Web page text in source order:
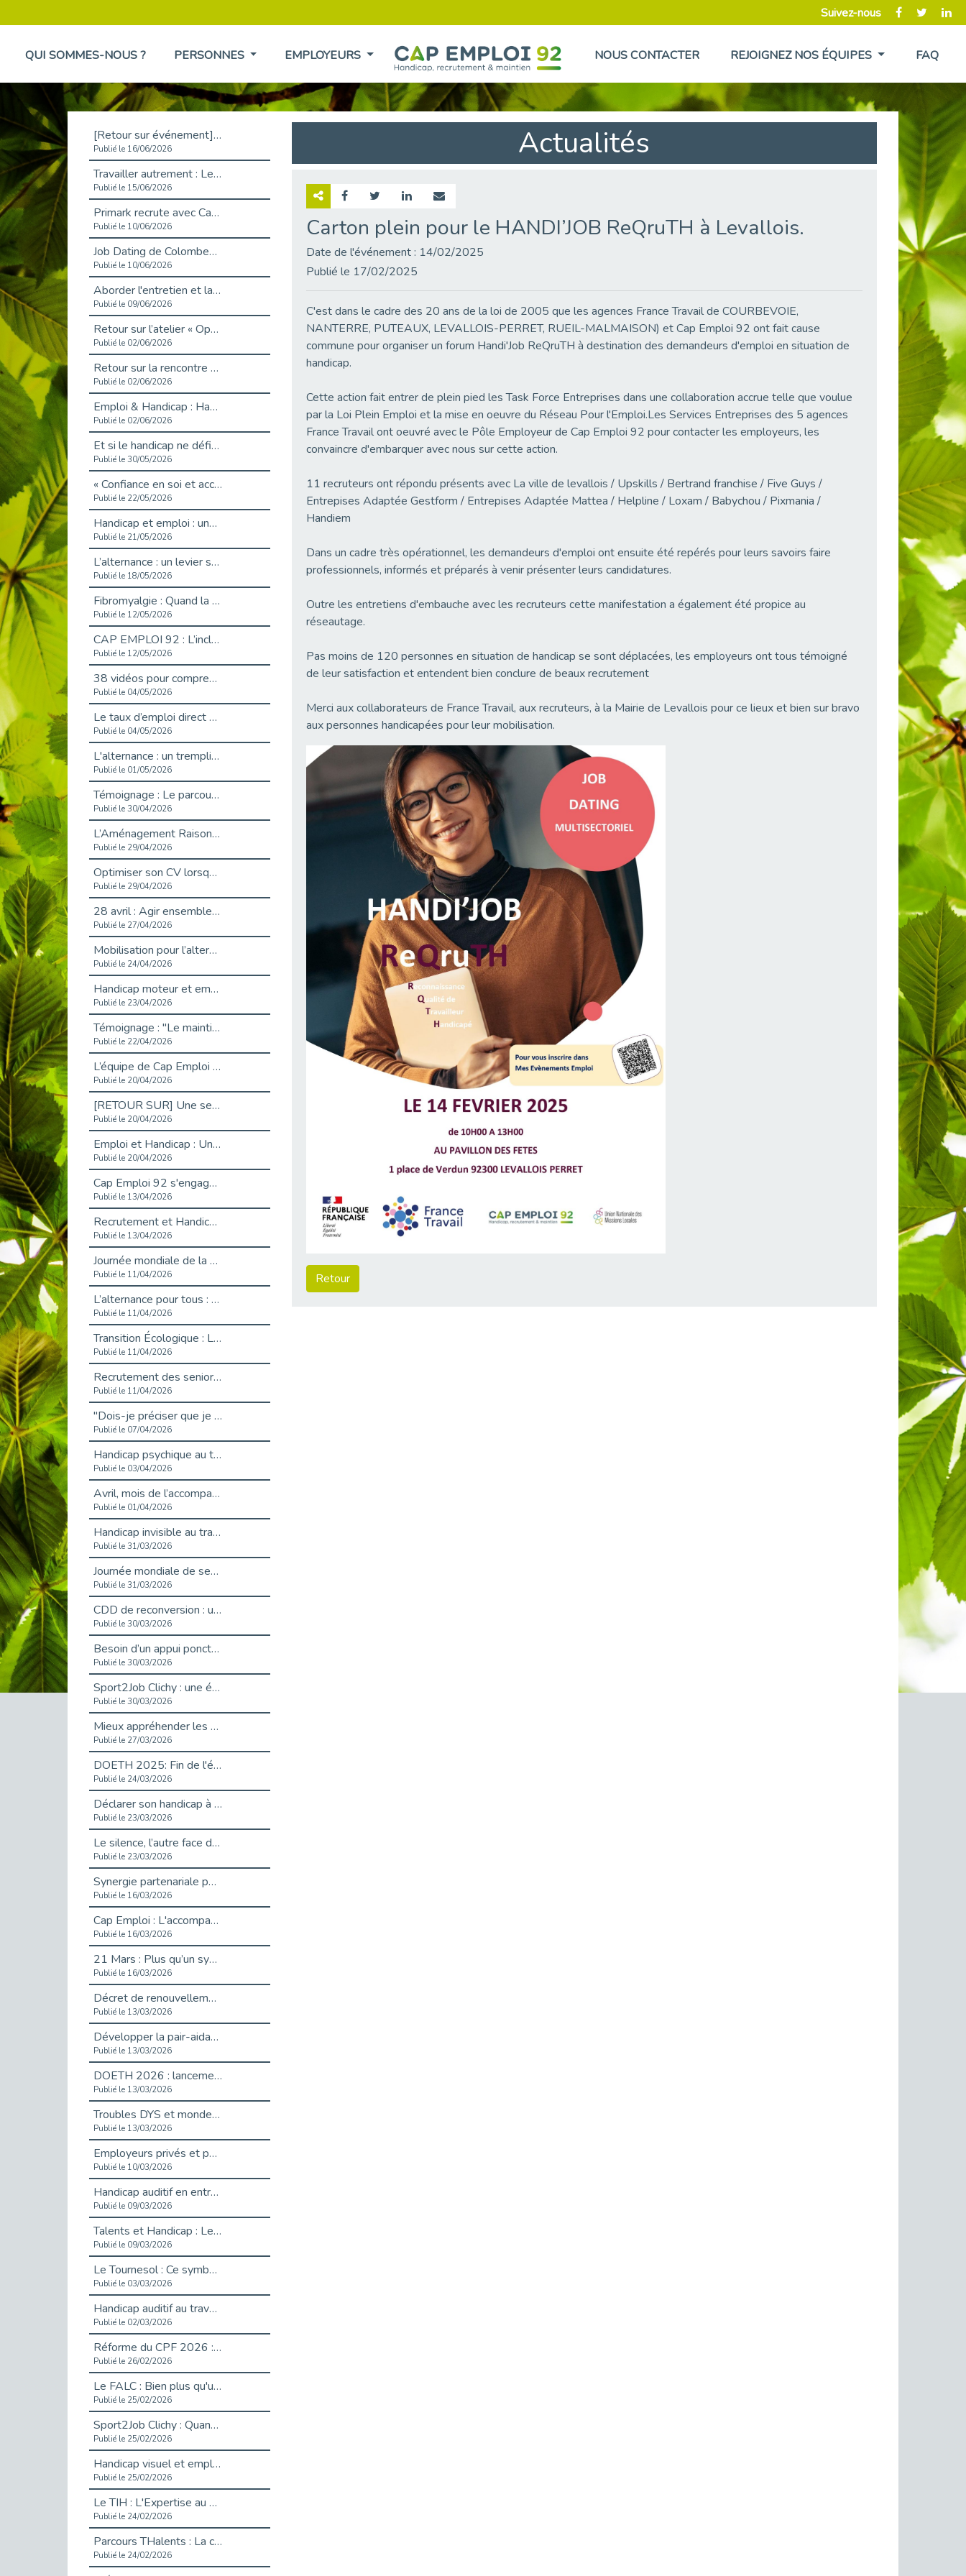
Suivez-nous
QUI SOMMES-NOUS ? PERSONNES EMPLOYEURS NOUS CONTACTER REJOIGNEZ NOS ÉQUIPES FAQ
[Retour sur événement] L'inclusion au cœur de la Place de l'Emploi à La Défense !
Publié le 16/06/2026
Travailler autrement : Le défi de l'intégration des maladies chroniques en entreprise
Publié le 15/06/2026
Primark recrute avec Cap Emploi 92, une matinée couronnée de succès !
Publié le 10/06/2026
Job Dating de Colombes – Emploi et Insertion
Publié le 10/06/2026
Aborder l'entretien et la situation de handicap en toute confiance
Publié le 09/06/2026
Retour sur l’atelier « Optimiser sa recherche d’emploi »
Publié le 02/06/2026
Retour sur la rencontre entre Cap Emploi 92 et Thales (Campus Meudon)
Publié le 02/06/2026
Emploi & Handicap : Hachette Livre et Cap emploi 92 renforcent leur collaboration
Publié le 02/06/2026
Et si le handicap ne définissait plus la carrière ?
Publié le 30/05/2026
« Confiance en soi et acceptation du handicap » : un levier puissant vers l’emploi
Publié le 22/05/2026
Handicap et emploi : une matinée pour briser les tabous
Publié le 21/05/2026
L’alternance : un levier stratégique pour recruter et inclure durablement
Publié le 18/05/2026
Fibromyalgie : Quand la douleur invisible s’invite au bureau
Publié le 12/05/2026
CAP EMPLOI 92 : L’inclusion portée à son sommet, bien au-delà des quotas
Publié le 12/05/2026
38 vidéos pour comprendre et agir durablement
Publié le 04/05/2026
Le taux d’emploi direct dans la fonction publique dépasse 6 % en 2025
Publié le 04/05/2026
L'alternance : un tremplin vers l'emploi aussi pour les personnes en situation de handicap
Publié le 01/05/2026
Témoignage : Le parcours de Marc, 44 ans
Publié le 30/04/2026
L’Aménagement Raisonnable : Un Levier pour l’Équité
Publié le 29/04/2026
Optimiser son CV lorsqu’on est en situation de handicap
Publié le 29/04/2026
28 avril : Agir ensemble pour une culture de prévention au travail
Publié le 27/04/2026
Mobilisation pour l’alternance et le handicap
Publié le 24/04/2026
Handicap moteur et emploi : réussir ses recrutements vidéo
Publié le 23/04/2026
Témoignage : "Le maintien en emploi est un investissement, pas une contrainte."
Publié le 22/04/2026
L’équipe de Cap Emploi 92 s’agrandit : Bienvenue à Charmila, Khoudia et Fadila !
Publié le 20/04/2026
[RETOUR SUR] Une session de recrutement inclusive réussie à Asnières !
Publié le 20/04/2026
Emploi et Handicap : Une alliance de style entre Cap Emploi 92 et La Cravate Solidaire
Publié le 20/04/2026
Cap Emploi 92 s'engage pour la santé mentale : La formation PSSM au cœur de l'accompagnement
Publié le 13/04/2026
Recrutement et Handicap : Et si vous testiez avant de vous engager ?
Publié le 13/04/2026
Journée mondiale de la maladie de Parkinson : Mieux comprendre pour mieux accompagner
Publié le 11/04/2026
L’alternance pour tous : Cap Emploi 92 et Seine Ouest Entreprise et Emploi mobilisés à Boulogne-Billancourt
Publié le 11/04/2026
Transition Écologique : Les Cap Emploi 75,92 et 93 s’engagent pour un Numérique Responsable
Publié le 11/04/2026
Recrutement des seniors : Un levier de transformation pour les ETI franciliennes
Publié le 11/04/2026
"Dois-je préciser que je suis handicapé sur mon CV?"
Publié le 07/04/2026
Handicap psychique au travail : et si nous changions de regard - vidéo
Publié le 03/04/2026
Avril, mois de l’accompagnement dans l’emploi avec Cap emploi.
Publié le 01/04/2026
Handicap invisible au travail : se taire ou parler? - vidéo
Publié le 31/03/2026
Journée mondiale de sensibilisation à l’autisme
Publié le 31/03/2026
CDD de reconversion : un nouveau contrat pour sécuriser le changement de métier.
Publié le 30/03/2026
Besoin d’un appui ponctuel expertise handicap ?
Publié le 30/03/2026
Sport2Job Clichy : une édition altoséquanaise avec Cap Emploi 92.
Publié le 30/03/2026
Mieux appréhender les enjeux du handicap singulier en entreprise - vidéo
Publié le 27/03/2026
DOETH 2025: Fin de l'écrêtement
Publié le 24/03/2026
Déclarer son handicap à son employeur : un levier professionnel ?
Publié le 23/03/2026
Le silence, l’autre face du recrutement : un appel au respect des candidats.
Publié le 23/03/2026
Synergie partenariale pour l'Inclusion Professionnelle chez Orange
Publié le 16/03/2026
Cap Emploi : L'accompagnement EXH c’est quoi ?
Publié le 16/03/2026
21 Mars : Plus qu’un symbole, un engagement pour l’inclusion
Publié le 16/03/2026
Décret de renouvellement de l'aide aux employeurs d'apprentis
Publié le 13/03/2026
Développer la pair-aidance en santé mentale : guide pour les employeurs
Publié le 13/03/2026
DOETH 2026 : lancement de la campagne pour les employeurs publics
Publié le 13/03/2026
Troubles DYS et monde du travail : mieux comprendre pour mieux accompagner _ vidéo
Publié le 13/03/2026
Employeurs privés et publics : vigilance face aux démarchages liés à l’OETH en 2026
Publié le 10/03/2026
Handicap auditif en entreprise, aménagements pour sécuriser la communication - vidéo
Publié le 09/03/2026
Talents et Handicap : Le Top 10 des métiers plébiscités dans les Hauts-de-Seine
Publié le 09/03/2026
Le Tournesol : Ce symbole discret qui change la vie des personnes en situation de handicap invisible
Publié le 03/03/2026
Handicap auditif au travail : rendre l’invisible accessible
Publié le 02/03/2026
Réforme du CPF 2026 : Ce qui change ce printemps pour vos droits à la formation
Publié le 26/02/2026
Le FALC : Bien plus qu'une écriture, un levier d'inclusion
Publié le 25/02/2026
Sport2Job Clichy : Quand le terrain devient le plus beau des bureaux
Publié le 25/02/2026
Handicap visuel et emploi : lever les obstacles pour révéler les - vidéo
Publié le 25/02/2026
Le TIH : L'Expertise au Service de l'Inclusion
Publié le 24/02/2026
Parcours THalents : La complémentarité au service de l'Emploi.
Publié le 24/02/2026
Actualités
Carton plein pour le HANDI’JOB ReQruTH à Levallois.
Date de l'événement : 14/02/2025
Publié le 17/02/2025
C'est dans le cadre des 20 ans de la loi de 2005 que les agences France Travail de COURBEVOIE,
NANTERRE, PUTEAUX, LEVALLOIS-PERRET, RUEIL-MALMAISON) et Cap Emploi 92 ont fait cause
commune pour organiser un forum Handi'Job ReQruTH à destination des demandeurs d'emploi en situation de
handicap.
Cette action fait entrer de plein pied les Task Force Entreprises dans une collaboration accrue telle que voulue
par la Loi Plein Emploi et la mise en oeuvre du Réseau Pour l'Emploi.Les Services Entreprises des 5 agences
France Travail ont oeuvré avec le Pôle Employeur de Cap Emploi 92 pour contacter les employeurs, les
convaincre d'embarquer avec nous sur cette action.
11 recruteurs ont répondu présents avec La ville de levallois / Upskills / Bertrand franchise / Five Guys /
Entrepises Adaptée Gestform / Entrepises Adaptée Mattea / Helpline / Loxam / Babychou / Pixmania /
Handiem
Dans un cadre très opérationnel, les demandeurs d'emploi ont ensuite été repérés pour leurs savoirs faire
professionnels, informés et préparés à venir présenter leurs candidatures.
Outre les entretiens d'embauche avec les recruteurs cette manifestation a également été propice au
réseautage.
Pas moins de 120 personnes en situation de handicap se sont déplacées, les employeurs ont tous témoigné
de leur satisfaction et entendent bien conclure de beaux recrutement
Merci aux collaborateurs de France Travail, aux recruteurs, à la Mairie de Levallois pour ce lieux et bien sur bravo
aux personnes handicapées pour leur mobilisation.
Retour